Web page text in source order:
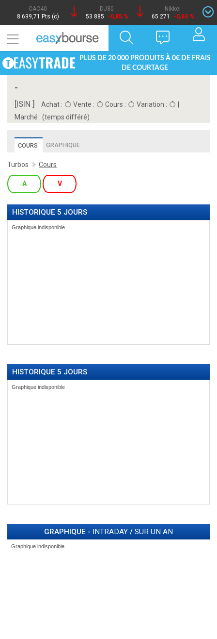
CAC40
8 699,71 Pts (c)
DJ30
53 885
-0,85 %
Nikkei
65 271
-0,63 %
PLUS DE 20 000 PRODUITS À 0€ DE FRAIS
DE COURTAGE
-
[ISIN ] Achat : Vente : Cours : Variation :
Marché : (temps différé)
COURS GRAPHIQUE
Turbos Cours
A V
HISTORIQUE 5 JOURS
HISTORIQUE 5 JOURS
GRAPHIQUE - INTRADAY / SUR UN AN